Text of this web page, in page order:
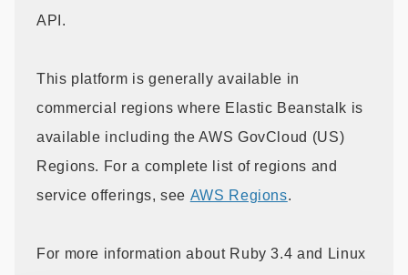
API.
This platform is generally available in
commercial regions where Elastic Beanstalk is
available including the AWS GovCloud (US)
Regions. For a complete list of regions and
service offerings, see AWS Regions.
For more information about Ruby 3.4 and Linux